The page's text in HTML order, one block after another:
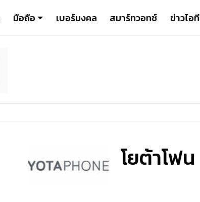
มือถือ เบอร์มงคล สมาร์ทวอทช์ ข่าวไอที
โยต้าโฟน